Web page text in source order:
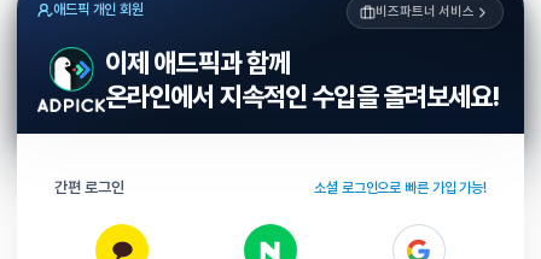
애드픽 개인 회원 비즈파트너 서비스
이제 애드픽과 함께
온라인에서 지속적인 수입을 올려보세요!
간편 로그인 소셜 로그인으로 빠른 가입 가능!